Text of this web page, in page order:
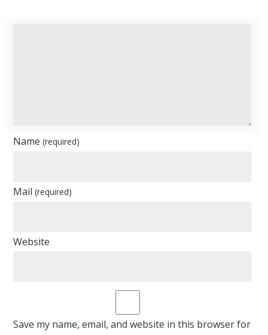
Name(required)
Mail(required)
Website
Save my name, email, and website in this browser for